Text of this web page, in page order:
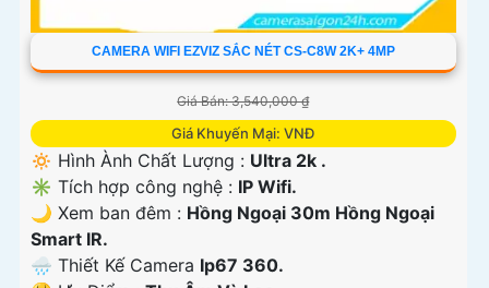
CAMERA WIFI EZVIZ SẮC NÉT CS-C8W 2K+ 4MP
Giá Bán: 3,540,000 ₫
Giá Khuyến Mại: VNĐ
🔅 Hình Ành Chất Lượng : Ultra 2k .
✳️ Tích hợp công nghệ : IP Wifi.
🌙 Xem ban đêm : Hồng Ngoại 30m Hồng Ngoại
Smart IR.
🌧️ Thiết Kế Camera Ip67 360.